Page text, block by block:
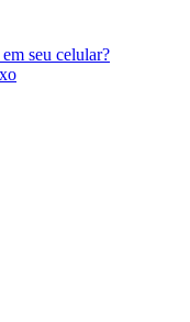
seu celular?